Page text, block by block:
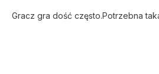
Gracz gra dość często.Potrzebna